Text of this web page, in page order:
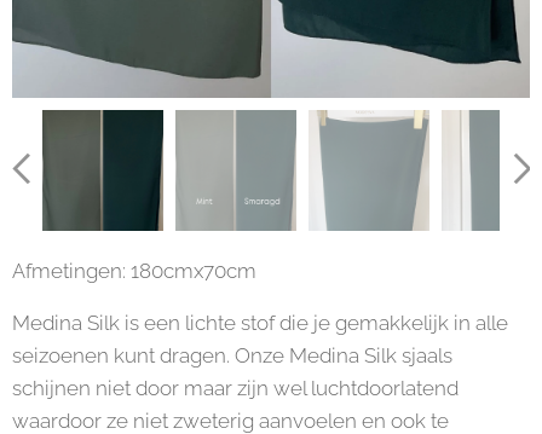
Afmetingen: 180cmx70cm
Medina Silk is een lichte stof die je gemakkelijk in alle
seizoenen kunt dragen. Onze Medina Silk sjaals
schijnen niet door maar zijn wel luchtdoorlatend
waardoor ze niet zweterig aanvoelen en ook te